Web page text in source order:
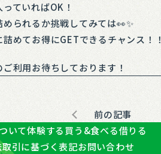
ていればOK！
められるか挑戦してみては👀✨
詰めてお得にGETできるチャンス！！
ご利用お待ちしております！
前の記事
いて体験する買う&食べる借りる
引に基づく表記お問い合わせ